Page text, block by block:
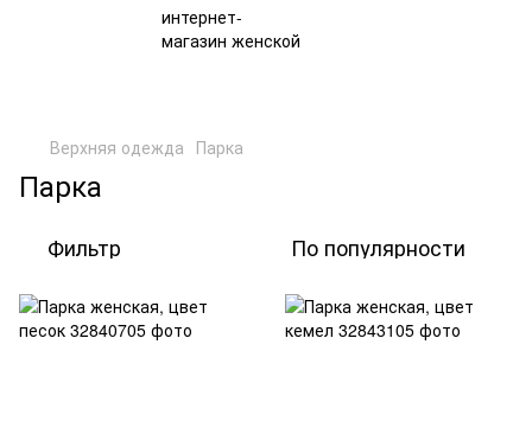
Верхняя одежда Парка
Парка
Фильтр По популярности